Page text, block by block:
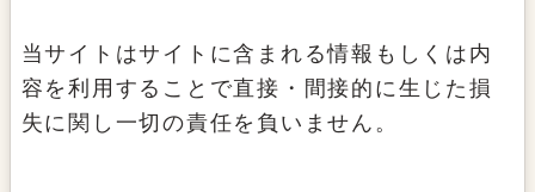
当サイトはサイトに含まれる情報もしくは内
容を利用することで直接・間接的に生じた損
失に関し一切の責任を負いません。